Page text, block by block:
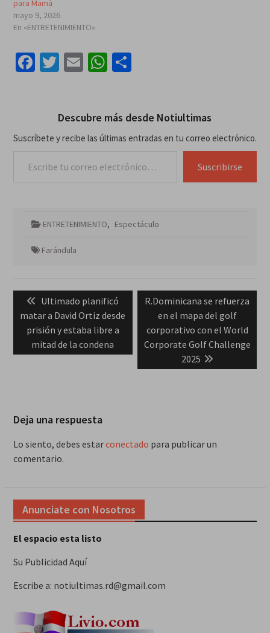
para Mamá
mayo 9, 2026
En «ENTRETENIMIENTO»
Facebook
Twitter
EmailWhatsApp
Compartir
Descubre más desde Notiultimas
Suscríbete y recibe las últimas entradas en tu correo electrónico.
Suscribirse
ENTRETENIMIENTO, Espectáculo
Farándula
Navegación
entradas
Previous
post:
Ultimado planificó
matar a David Ortiz desde
prisión y estaba libre a
mitad de la condena
Next
post:
R.Dominicana se refuerza
en el mapa del golf
corporativo con el World
Corporate Golf Challenge
2025
Deja una respuesta
Lo siento, debes estarconectado para publicar un
comentario.
Anunciate con Nosotros
El espacio esta listo
Su Publicidad Aquí
Escribe a: notiultimas.rd@gmail.com